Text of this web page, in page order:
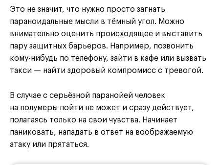
Это не значит, что нужно просто загнать
параноидальные мысли в тёмный угол. Можно
внимательно оценить происходящее и выставить
пару защитных барьеров. Например, позвонить
кому-нибудь по телефону, зайти в кафе или вызвать
такси — найти здоровый компромисс с тревогой.
В случае с серьёзной паранойей человек
на полумеры пойти не может и сразу действует,
полагаясь только на свои чувства. Начинает
паниковать, нападать в ответ на воображаемую
атаку или прятаться.